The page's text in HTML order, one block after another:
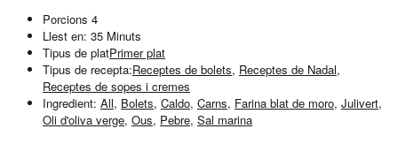
Porcions 4
Llest en: 35 Minuts
Tipus de platPrimer plat
Tipus de recepta:Receptes de bolets, Receptes de Nadal,
Receptes de sopes i cremes
Ingredient: All, Bolets, Caldo, Carns, Farina blat de moro, Julivert,
Oli d'oliva verge, Ous, Pebre, Sal marina